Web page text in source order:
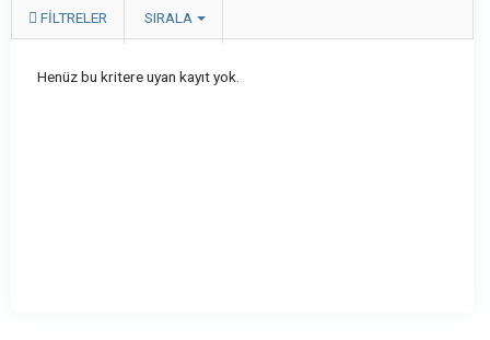
FILTRELER SIRALA
Henüz bu kritere uyan kayıt yok.